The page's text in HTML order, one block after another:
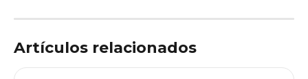
Artículos relacionados